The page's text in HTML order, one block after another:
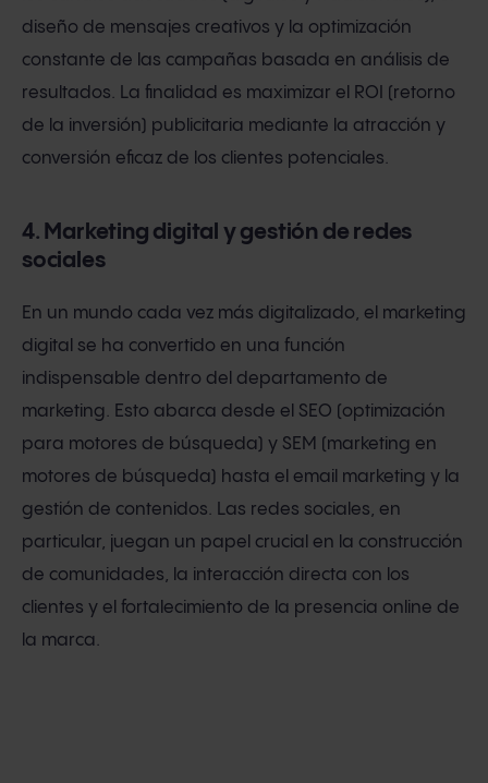
diseño de mensajes creativos y la optimización
constante de las campañas basada en análisis de
resultados. La finalidad es maximizar el ROI (retorno
de la inversión) publicitaria mediante la atracción y
conversión eficaz de los clientes potenciales.
4. Marketing digital y gestión de redes
sociales
En un mundo cada vez más digitalizado, el marketing
digital se ha convertido en una función
indispensable dentro del departamento de
marketing. Esto abarca desde el SEO (optimización
para motores de búsqueda) y SEM (marketing en
motores de búsqueda) hasta el email marketing y la
gestión de contenidos. Las redes sociales, en
particular, juegan un papel crucial en la construcción
de comunidades, la interacción directa con los
clientes y el fortalecimiento de la presencia online de
la marca.